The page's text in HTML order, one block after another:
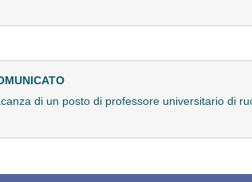
di un posto di professore universitario di